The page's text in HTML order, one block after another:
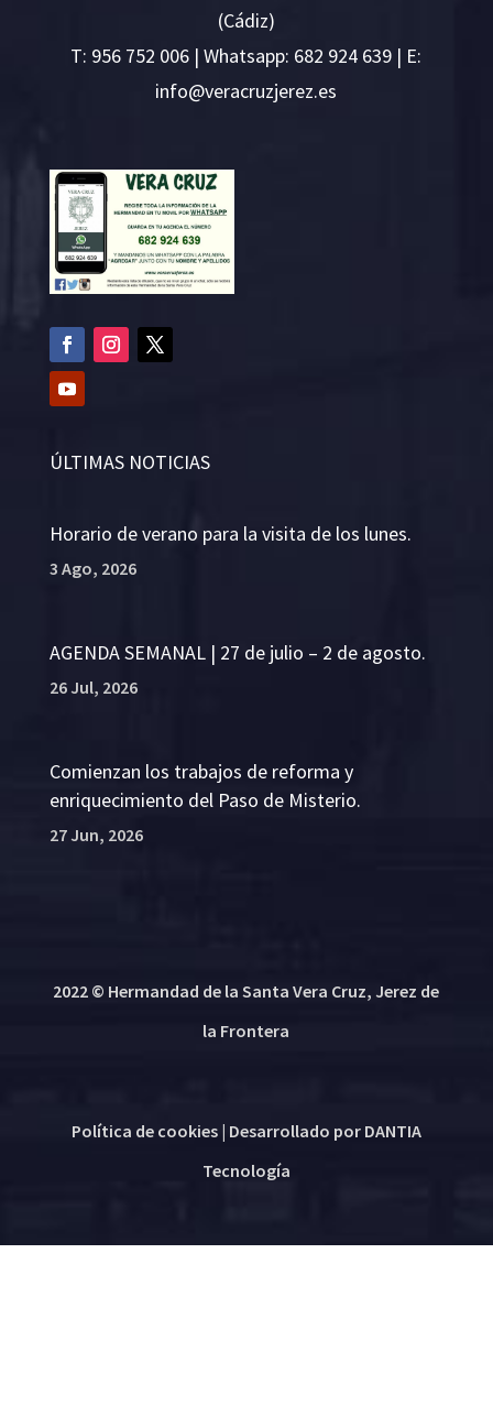
(Cádiz)
T: 956 752 006 | Whatsapp: 682 924 639 | E:
se.ze
rejzu
rcare
v@ofn
i
ÚLTIMAS NOTICIAS
Horario de verano para la visita de los lunes.
3 Ago, 2026
AGENDA SEMANAL | 27 de julio – 2 de agosto.
26 Jul, 2026
Comienzan los trabajos de reforma y
enriquecimiento del Paso de Misterio.
27 Jun, 2026
2022 © Hermandad de la Santa Vera Cruz, Jerez de
la Frontera
Política de cookies| Desarrollado por DANTIA
Tecnología